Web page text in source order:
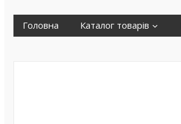
Головна Каталог товарів